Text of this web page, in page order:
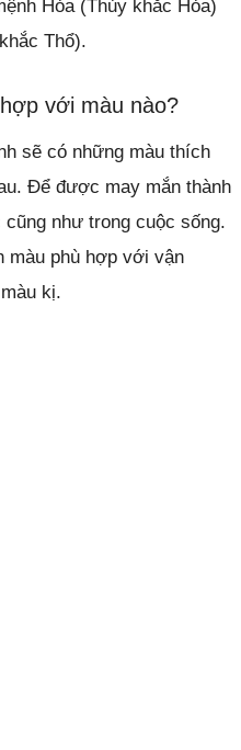
Hỏa (Thủy khắc Hỏa)
Thổ).
với màu nào?
sẽ có những màu thích
Để được may mắn thành
như trong cuộc sống.
màu phù hợp với vận
kị.